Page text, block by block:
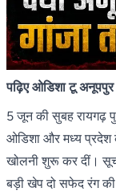
पढ़िए ओडिशा टू अनूपपुर
5 जून की सुबह रायगढ़
ओडिशा और मध्य प्रदेश
खोलनी शुरू कर दीं।
बड़ी खेप दो सफेद रंग